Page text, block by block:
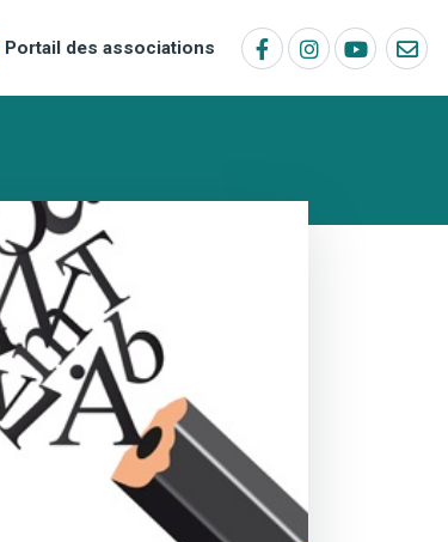
Portail des associations